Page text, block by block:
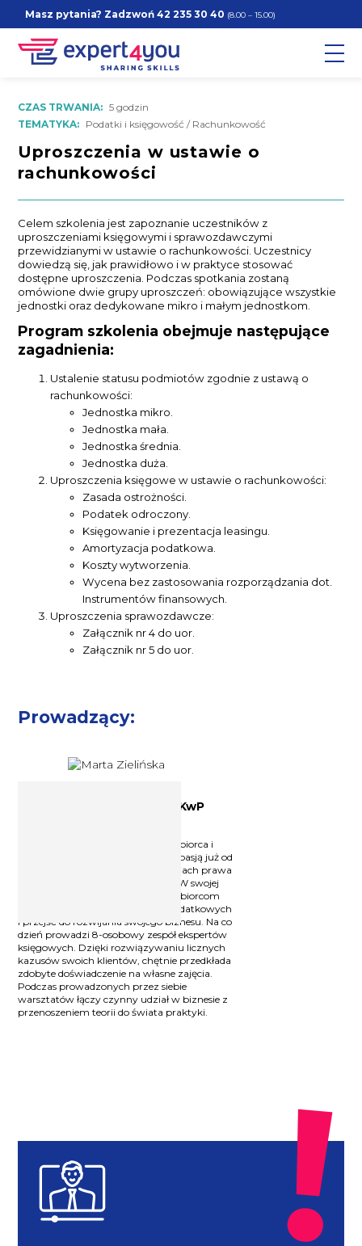
Masz pytania? Zadzwoń42 235 30 40 (8.00 – 15.00)
CZAS TRWANIA: 5 godzin
TEMATYKA: Podatki i księgowość / Rachunkowość
Uproszczenia w ustawie o
rachunkowości
Celem szkolenia jest zapoznanie uczestników z
uproszczeniami księgowymi i sprawozdawczymi
przewidzianymi w ustawie o rachunkowości. Uczestnicy
dowiedzą się, jak prawidłowo i w praktyce stosować
dostępne uproszczenia. Podczas spotkania zostaną
omówione dwie grupy uproszczeń: obowiązujące wszystkie
jednostki oraz dedykowane mikro i małym jednostkom.
Program szkolenia obejmuje następujące
zagadnienia:
Ustalenie statusu podmiotów zgodnie z ustawą o
rachunkowości:
Jednostka mikro.
Jednostka mała.
Jednostka średnia.
Jednostka duża.
Uproszczenia księgowe w ustawie o rachunkowości:
Zasada ostrożności.
Podatek odroczony.
Księgowanie i prezentacja leasingu.
Amortyzacja podatkowa.
Koszty wytworzenia.
Wycena bez zastosowania rozporządzania dot.
Instrumentów finansowych.
Uproszczenia sprawozdawcze:
Załącznik nr 4 do uor.
Załącznik nr 5 do uor.
Prowadzący:
Dyplomowana księgowa SKwP
Dyplomowana księgowa, przedsiębiorca i
wykładowca, który dzieli się swoją pasją już od
10 lat. Specjalizuje się w zagadnieniach prawa
bilansowego i sprawozdawczości. W swojej
codziennej pracy pomaga przedsiębiorcom
zrozumieć zawiłości przepisów podatkowych
i przejść do rozwijania swojego biznesu. Na co
dzień prowadzi 8-osobowy zespół ekspertów
księgowych. Dzięki rozwiązywaniu licznych
kazusów swoich klientów, chętnie przedkłada
zdobyte doświadczenie na własne zajęcia.
Podczas prowadzonych przez siebie
warsztatów łączy czynny udział w biznesie z
przenoszeniem teorii do świata praktyki.